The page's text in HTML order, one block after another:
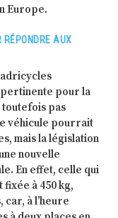
Europe.
RÉPONDRE AUX
pour la
toutefois pas
véhicule pourrait
mais la législation
nouvelle
En effet, celle qui
à 450 kg,
à l’heure